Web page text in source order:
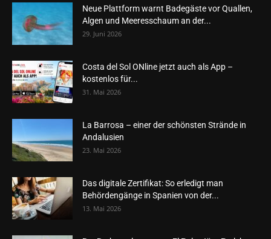
Neue Plattform warnt Badegäste vor Quallen,
Algen und Meeresschaum an der...
29. Juni 2026
Costa del Sol ONline jetzt auch als App –
kostenlos für...
31. Mai 2026
La Barrosa – einer der schönsten Strände in
Andalusien
23. Mai 2026
Das digitale Zertifikat: So erledigt man
Behördengänge in Spanien von der...
13. Mai 2026